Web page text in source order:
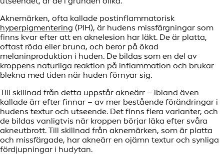
Aknemärken, ofta kallade postinflammatorisk
hyperpigmentering (PIH), är hudens missfärgningar som
finns kvar efter att en aknelesion har läkt. De är platta,
oftast röda eller bruna, och beror på ökad
melaninproduktion i huden. De bildas som en del av
kroppens naturliga reaktion på inflammation och brukar
blekna med tiden när huden förnyar sig.
Till skillnad från detta uppstår akneärr – ibland även
kallade ärr efter finnar – av mer bestående förändringar i
hudens textur och utseende. Det finns flera varianter, och
de bildas vanligtvis när kroppen börjar läka efter svåra
akneutbrott. Till skillnad från aknemärken, som är platta
och missfärgade, har akneärr en ojämn textur och synliga
fördjupningar i hudytan.